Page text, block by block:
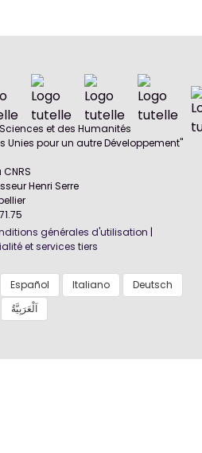
et des Humanités
Unies pour un autre Développement"
Henri Serre
générales d'utilisation |
et services tiers
Español Italiano
Deutsch
اَلْعَرَبِيَّةُ